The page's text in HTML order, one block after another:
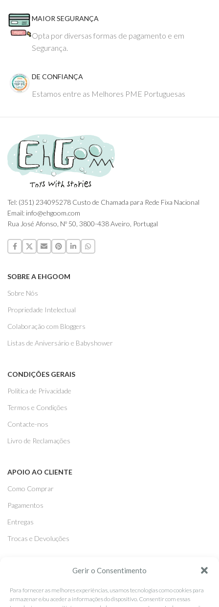
Gerir o Consentimento
Para fornecer as melhores experiências, usamos tecnologias como cookies para
armazenar e/ou aceder a informações do dispositivo. Consentir com essas
MAIOR SEGURANÇA
Opta por diversas formas de pagamento e em
Segurança.
DE CONFIANÇA
Estamos entre as Melhores PME Portuguesas
Tel: (351) 234095278 Custo de Chamada para Rede Fixa Nacional
Email: info@ehgoom.com
Rua José Afonso, Nº 50, 3800-438 Aveiro, Portugal
SOBRE A EHGOOM
Sobre Nós
Propriedade Intelectual
Colaboração com Bloggers
Listas de Aniversário e Babyshower
CONDIÇÕES GERAIS
Politica de Privacidade
Termos e Condições
Contacte-nos
Livro de Reclamações
APOIO AO CLIENTE
Como Comprar
Pagamentos
Entregas
Trocas e Devoluções
Facebook
Instagram